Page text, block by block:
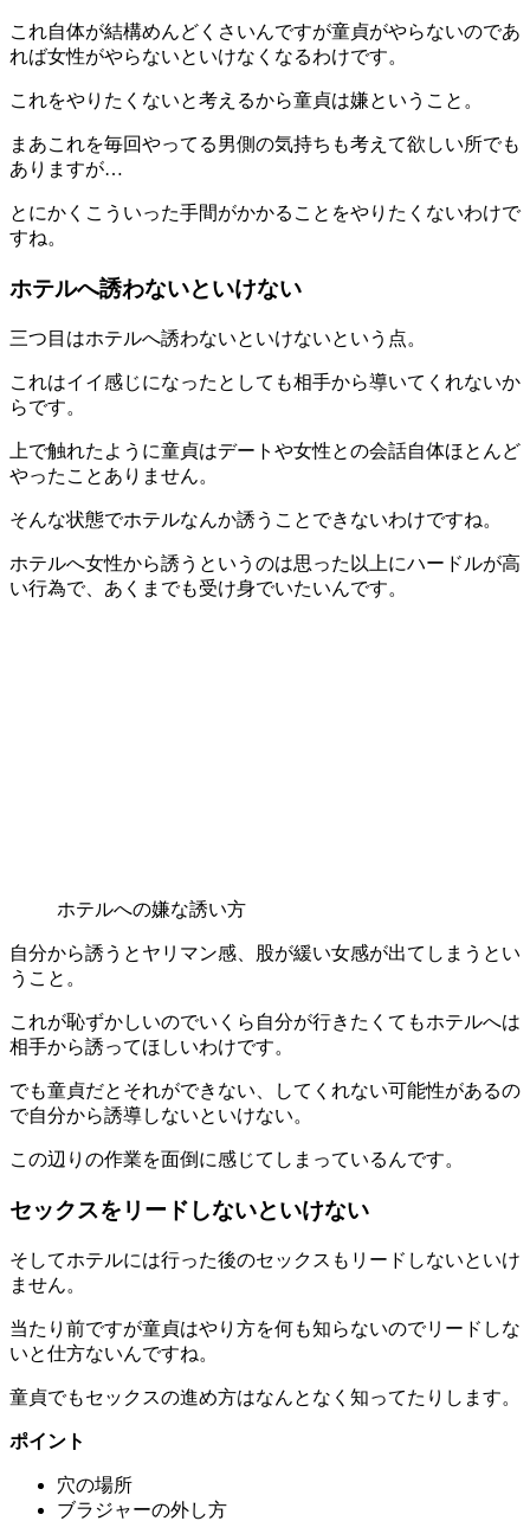
これ自体が結構めんどくさいんですが童貞がやらないのであ
れば女性がやらないといけなくなるわけです。
これをやりたくないと考えるから童貞は嫌ということ。
まあこれを毎回やってる男側の気持ちも考えて欲しい所でも
ありますが…
とにかくこういった手間がかかることをやりたくないわけで
すね。
ホテルへ誘わないといけない
三つ目はホテルへ誘わないといけないという点。
これはイイ感じになったとしても相手から導いてくれないか
らです。
上で触れたように童貞はデートや女性との会話自体ほとんど
やったことありません。
そんな状態でホテルなんか誘うことできないわけですね。
ホテルへ女性から誘うというのは思った以上にハードルが高
い行為で、あくまでも受け身でいたいんです。
ホテルへの嫌な誘い方
自分から誘うとヤリマン感、股が緩い女感が出てしまうとい
うこと。
これが恥ずかしいのでいくら自分が行きたくてもホテルへは
相手から誘ってほしいわけです。
でも童貞だとそれができない、してくれない可能性があるの
で自分から誘導しないといけない。
この辺りの作業を面倒に感じてしまっているんです。
セックスをリードしないといけない
そしてホテルには行った後のセックスもリード しないといけ
ません。
当たり前ですが童貞はやり方を何も知らないのでリードしな
いと仕方ないんですね。
童貞でもセックスの進め方はなんとなく知ってたりします。
ポイント
穴の場所
ブラジャーの外し方